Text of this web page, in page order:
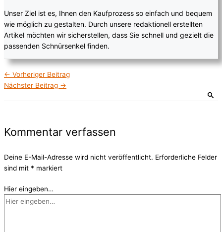
Unser Ziel ist es, Ihnen den Kaufprozess so einfach und bequem
wie möglich zu gestalten. Durch unsere redaktionell erstellten
Artikel möchten wir sicherstellen, dass Sie schnell und gezielt die
passenden Schnürsenkel finden.
← Vorheriger Beitrag
Nächster Beitrag →
Kommentar verfassen
Deine E-Mail-Adresse wird nicht veröffentlicht. Erforderliche Felder
sind mit * markiert
Hier eingeben…